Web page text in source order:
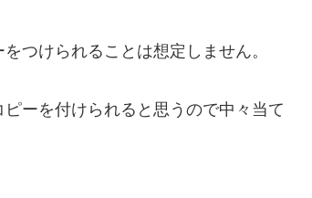
つけられることは想定しません。
ーを付けられると思うので中々当て